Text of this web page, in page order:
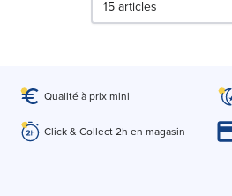
Qualité à prix mini
Click & Collect 2h en magasin